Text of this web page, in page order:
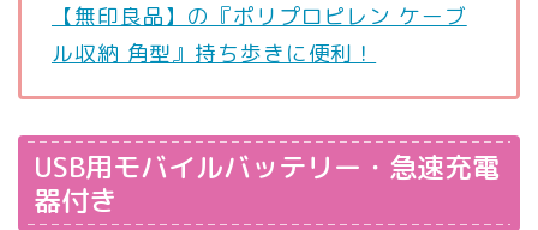
【無印良品】の『ポリプロピレン ケーブ
ル収納 角型』持ち歩きに便利！
USB用モバイルバッテリー・急速充電
器付き